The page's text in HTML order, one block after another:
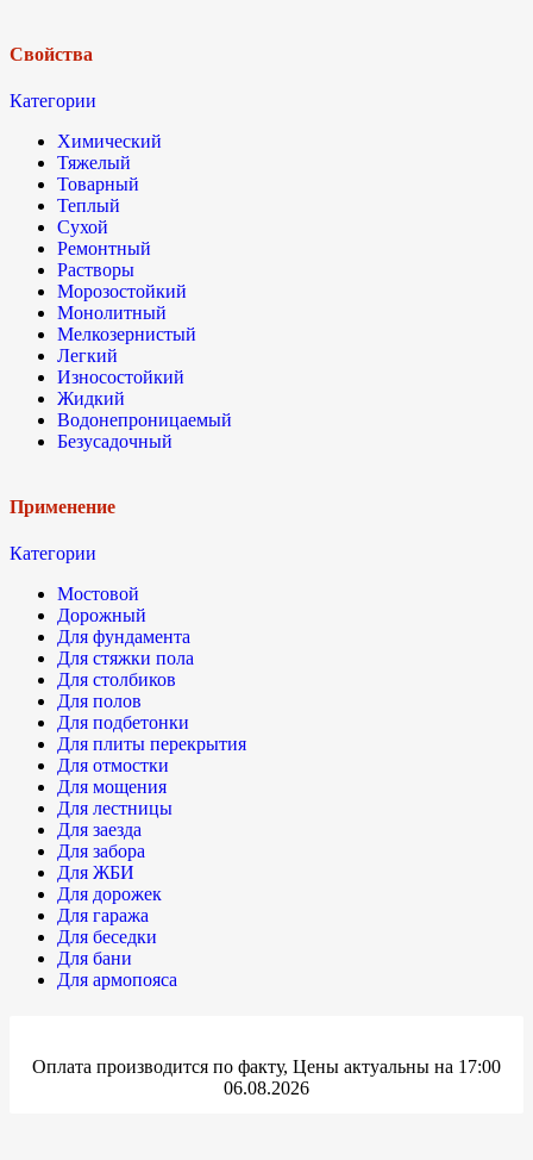
Свойства
Категории
Химический
Тяжелый
Товарный
Теплый
Сухой
Ремонтный
Растворы
Морозостойкий
Монолитный
Мелкозернистый
Легкий
Износостойкий
Жидкий
Водонепроницаемый
Безусадочный
Применение
Категории
Мостовой
Дорожный
Для фундамента
Для стяжки пола
Для столбиков
Для полов
Для подбетонки
Для плиты перекрытия
Для отмостки
Для мощения
Для лестницы
Для заезда
Для забора
Для ЖБИ
Для дорожек
Для гаража
Для беседки
Для бани
Для армопояса
Оплата производится по факту, Цены актуальны на 17:00
06.08.2026